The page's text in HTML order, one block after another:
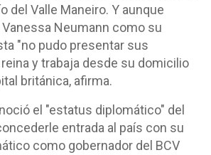
del Valle Maneiro. Y aunque
Neumann como su
"no pudo presentar sus
y trabaja desde su domicilio
británica, afirma.
el "estatus diplomático" del
entrada al país con su
como gobernador del BCV